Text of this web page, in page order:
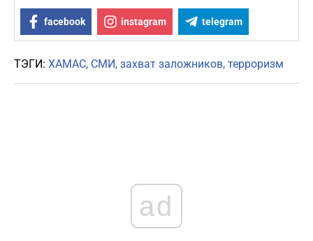
facebook instagram telegram
ТЭГИ: ХАМАС СМИ захват заложников терроризм
ad